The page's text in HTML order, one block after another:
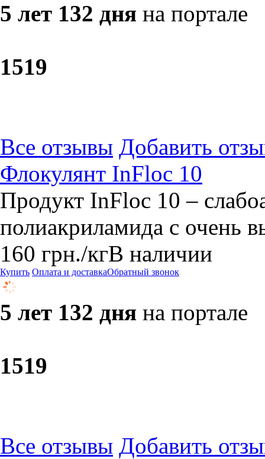
5 лет 132 дня на портале
1519
Все отзывы Добавить
Флокулянт InFloc 10
Продукт InFloc 10 –
полиакриламида с очень
160 грн./кгВ наличии
Купить Оплата и доставкаОбратный звонок
5 лет 132 дня на портале
1519
Все отзывы Добавить